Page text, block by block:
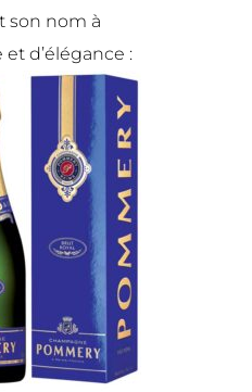
son nom à
d’élégance :